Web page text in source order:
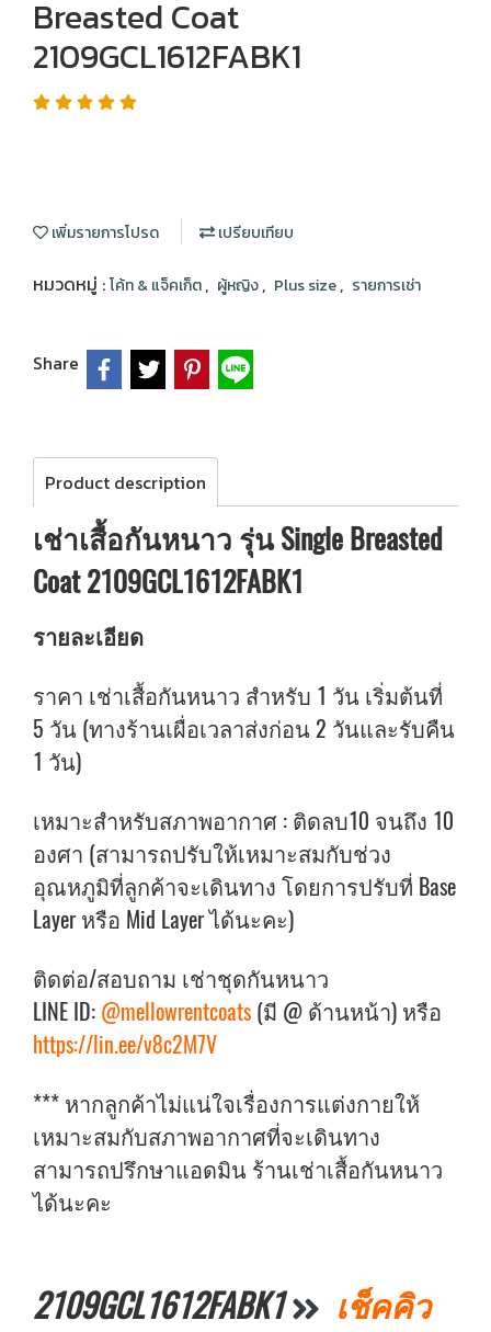
Breasted Coat
2109GCL1612FABK1
เพิ่มรายการโปรด เปรียบเทียบ
หมวดหมู่ :โค้ท & แจ็คเก็ต, ผู้หญิง, Plus size, รายการเช่า
Share
Product description
เช่าเสื้อกันหนาว รุ่น Single Breasted
Coat 2109GCL1612FABK1
รายละเอียด
ราคา เช่าเสื้อกันหนาว สำหรับ 1 วัน เริ่มต้นที่
5 วัน (ทางร้านเผื่อเวลาส่งก่อน 2 วันและรับคืน
1 วัน)
เหมาะสำหรับสภาพอากาศ : ติดลบ10 จนถึง 10
องศา (สามารถปรับให้เหมาะสมกับช่วง
อุณหภูมิที่ลูกค้าจะเดินทาง โดยการปรับที่ Base
Layer หรือ Mid Layer ได้นะคะ)
ติดต่อ/สอบถาม เช่าชุดกันหนาว
LINE ID: @mellowrentcoats (มี @ ด้านหน้า) หรือ
https://lin.ee/v8c2M7V
*** หากลูกค้าไม่แน่ใจเรื่องการแต่งกายให้
เหมาะสมกับสภาพอากาศที่จะเดินทาง
สามารถปรึกษาแอดมิน ร้านเช่าเสื้อกันหนาว
ได้นะคะ
2109GCL1612FABK1 เช็คคิว